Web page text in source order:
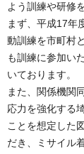
よう訓練や研修
まず、平成17年
動訓練を市町村
も訓練に参加い
いております。
また、関係機関
応力を強化する
ことを想定した
だき、ミサイル